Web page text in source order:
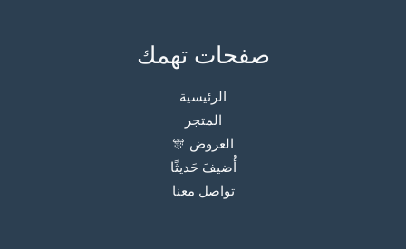
صفحات تهمك
الرئيسية
المتجر
العروض 🎊
أُضيفَ حَديثًا
تواصل معنا